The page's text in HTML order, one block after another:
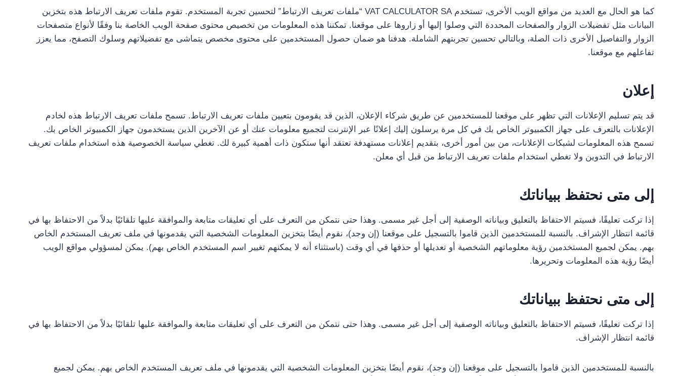
كما هو الحال مع العديد من مواقع الويب الأخرى، تستخدم VAT CALCULATOR SA “ملفات تعريف الارتباط” لتحسين تجربة المستخدم. تقوم ملفات تعريف الارتباط هذه بتخزين
البيانات مثل تفضيلات الزوار والصفحات المحددة التي وصلوا إليها أو زاروها على موقعنا. تمكننا هذه المعلومات من تخصيص محتوى صفحة الويب الخاصة بنا وفقًا لأنواع متصفحات
الزوار والتفاصيل الأخرى ذات الصلة، وبالتالي تحسين تجربتهم الشاملة. هدفنا هو ضمان حصول المستخدمين على محتوى مخصص يتماشى مع تفضيلاتهم وسلوك التصفح، مما يعزز
تفاعلهم مع موقعنا.
إعلان
قد يتم تسليم الإعلانات التي تظهر على موقعنا للمستخدمين عن طريق شركاء الإعلان، الذين قد يقومون بتعيين ملفات تعريف الارتباط. تسمح ملفات تعريف الارتباط هذه لخادم
الإعلانات بالتعرف على جهاز الكمبيوتر الخاص بك في كل مرة يرسلون إليك إعلانًا عبر الإنترنت لتجميع معلومات عنك أو عن الآخرين الذين يستخدمون جهاز الكمبيوتر الخاص بك.
تسمح هذه المعلومات لشبكات الإعلانات، من بين أمور أخرى، بتقديم إعلانات مستهدفة تعتقد أنها ستكون ذات أهمية كبيرة لك. تغطي سياسة الخصوصية هذه استخدام ملفات تعريف
الارتباط في التدوين ولا تغطي استخدام ملفات تعريف الارتباط من قبل أي معلن.
إلى متى نحتفظ ببياناتك
إذا تركت تعليقًا، فسيتم الاحتفاظ بالتعليق وبياناته الوصفية إلى أجل غير مسمى. وهذا حتى نتمكن من التعرف على أي تعليقات متابعة والموافقة عليها تلقائيًا بدلاً من الاحتفاظ بها في
قائمة انتظار الإشراف. بالنسبة للمستخدمين الذين قاموا بالتسجيل على موقعنا (إن وجد)، نقوم أيضًا بتخزين المعلومات الشخصية التي يقدمونها في ملف تعريف المستخدم الخاص
بهم. يمكن لجميع المستخدمين رؤية معلوماتهم الشخصية أو تعديلها أو حذفها في أي وقت (باستثناء أنه لا يمكنهم تغيير اسم المستخدم الخاص بهم). يمكن لمسؤولي مواقع الويب
أيضًا رؤية هذه المعلومات وتحريرها.
إلى متى نحتفظ ببياناتك
إذا تركت تعليقًا، فسيتم الاحتفاظ بالتعليق وبياناته الوصفية إلى أجل غير مسمى. وهذا حتى نتمكن من التعرف على أي تعليقات متابعة والموافقة عليها تلقائيًا بدلاً من الاحتفاظ بها في
قائمة انتظار الإشراف.
بالنسبة للمستخدمين الذين قاموا بالتسجيل على موقعنا (إن وجد)، نقوم أيضًا بتخزين المعلومات الشخصية التي يقدمونها في ملف تعريف المستخدم الخاص بهم. يمكن لجميع